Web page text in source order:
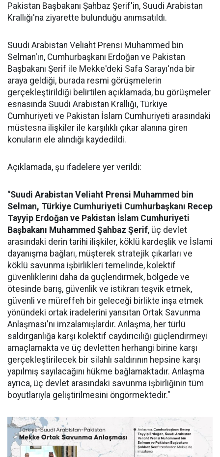
Pakistan Başbakanı Şahbaz Şerif'in, Suudi Arabistan
Krallığı'na ziyarette bulunduğu anımsatıldı.
Suudi Arabistan Veliaht Prensi Muhammed bin
Selman'ın, Cumhurbaşkanı Erdoğan ve Pakistan
Başbakanı Şerif ile Mekke'deki Safa Sarayı'nda bir
araya geldiği, burada resmi görüşmelerin
gerçekleştirildiği belirtilen açıklamada, bu görüşmeler
esnasında Suudi Arabistan Krallığı, Türkiye
Cumhuriyeti ve Pakistan İslam Cumhuriyeti arasındaki
müstesna ilişkiler ile karşılıklı çıkar alanına giren
konuların ele alındığı kaydedildi.
Açıklamada, şu ifadelere yer verildi:
"Suudi Arabistan Veliaht Prensi Muhammed bin
Selman, Türkiye Cumhuriyeti Cumhurbaşkanı Recep
Tayyip Erdoğan ve Pakistan İslam Cumhuriyeti
Başbakanı Muhammed Şahbaz Şerif, üç devlet
arasındaki derin tarihi ilişkiler, köklü kardeşlik ve İslami
dayanışma bağları, müşterek stratejik çıkarları ve
köklü savunma işbirlikleri temelinde, kolektif
güvenliklerini daha da güçlendirmek, bölgede ve
ötesinde barış, güvenlik ve istikrarı teşvik etmek,
güvenli ve müreffeh bir geleceği birlikte inşa etmek
yönündeki ortak iradelerini yansıtan Ortak Savunma
Anlaşması'nı imzalamışlardır. Anlaşma, her türlü
saldırganlığa karşı kolektif caydırıcılığı güçlendirmeyi
amaçlamakta ve üç devletten herhangi birine karşı
gerçekleştirilecek bir silahlı saldırının hepsine karşı
yapılmış sayılacağını hükme bağlamaktadır. Anlaşma
ayrıca, üç devlet arasındaki savunma işbirliğinin tüm
boyutlarıyla geliştirilmesini öngörmektedir."